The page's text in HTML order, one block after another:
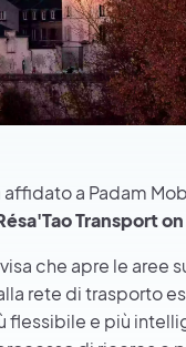
a Padam
Transport
che apre le aree
rete di trasporto
flessibile e più